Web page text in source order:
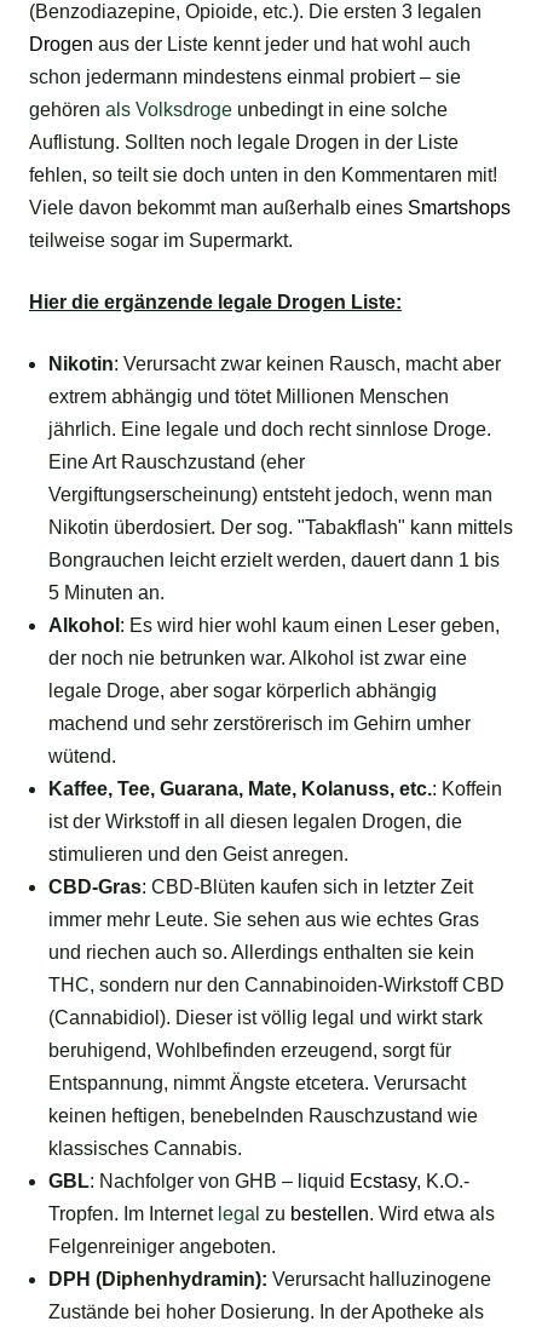
(Benzodiazepine, Opioide, etc.). Die ersten 3 legalen
Drogen aus der Liste kennt jeder und hat wohl auch
schon jedermann mindestens einmal probiert – sie
gehören als Volksdroge unbedingt in eine solche
Auflistung. Sollten noch legale Drogen in der Liste
fehlen, so teilt sie doch unten in den Kommentaren mit!
Viele davon bekommt man außerhalb eines Smartshops
teilweise sogar im Supermarkt.
Hier die ergänzende legale Drogen Liste:
Nikotin: Verursacht zwar keinen Rausch, macht aber
extrem abhängig und tötet Millionen Menschen
jährlich. Eine legale und doch recht sinnlose Droge.
Eine Art Rauschzustand (eher
Vergiftungserscheinung) entsteht jedoch, wenn man
Nikotin überdosiert. Der sog. "Tabakflash" kann mittels
Bongrauchen leicht erzielt werden, dauert dann 1 bis
5 Minuten an.
Alkohol : Es wird hier wohl kaum einen Leser geben,
der noch nie betrunken war. Alkohol ist zwar eine
legale Droge, aber sogar körperlich abhängig
machend und sehr zerstörerisch im Gehirn umher
wütend.
Kaffee, Tee, Guarana, Mate, Kolanuss, etc.: Koffein
ist der Wirkstoff in all diesen legalen Drogen, die
stimulieren und den Geist anregen.
CBD-Gras: CBD-Blüten kaufen sich in letzter Zeit
immer mehr Leute. Sie sehen aus wie echtes Gras
und riechen auch so. Allerdings enthalten sie kein
THC, sondern nur den Cannabinoiden-Wirkstoff CBD
(Cannabidiol). Dieser ist völlig legal und wirkt stark
beruhigend, Wohlbefinden erzeugend, sorgt für
Entspannung, nimmt Ängste etcetera. Verursacht
keinen heftigen, benebelnden Rauschzustand wie
klassisches Cannabis.
GBL: Nachfolger von GHB – liquid Ecstasy, K.O.-
Tropfen. Im Internet legal zu bestellen. Wird etwa als
Felgenreiniger angeboten.
DPH (Diphenhydramin): Verursacht halluzinogene
Zustände bei hoher Dosierung. In der Apotheke als